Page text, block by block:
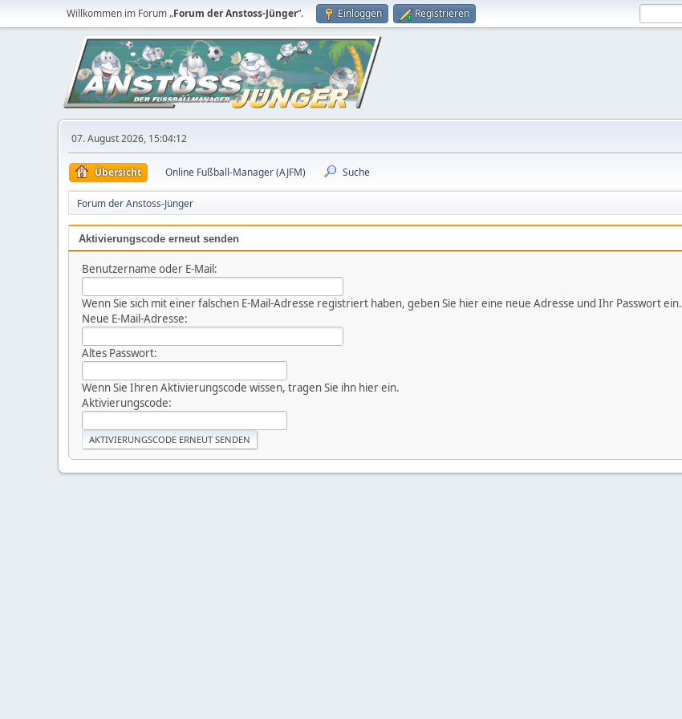
Willkommen im Forum „Forum der Anstoss-Jünger“. Einloggen Registrieren
07. August 2026, 15:04:12
Übersicht Online Fußball-Manager (AJFM) Suche
Forum der Anstoss-Jünger
Aktivierungscode erneut senden
Benutzername oder E-Mail:
Wenn Sie sich mit einer falschen E-Mail-Adresse registriert haben, geben Sie hier eine neue Adresse und Ihr Passwort ein.
Neue E-Mail-Adresse:
Altes Passwort:
Wenn Sie Ihren Aktivierungscode wissen, tragen Sie ihn hier ein.
Aktivierungscode: